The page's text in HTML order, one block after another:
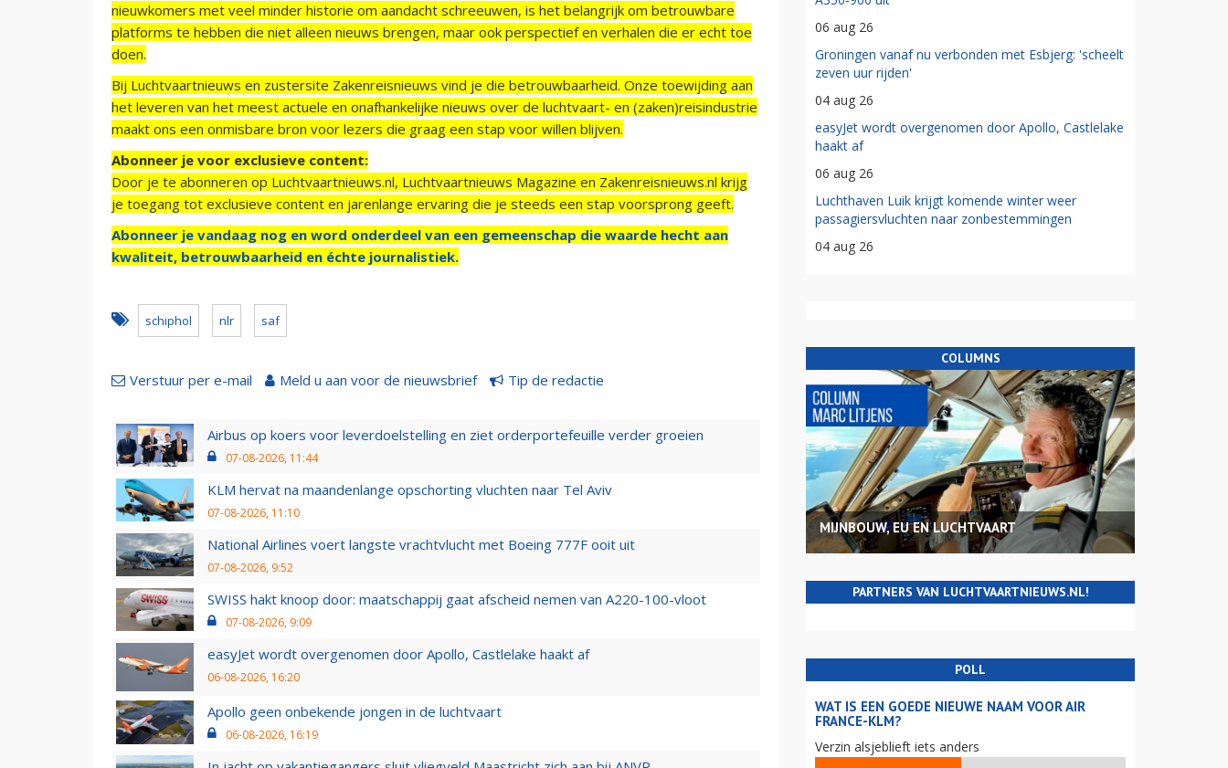
nieuwkomers met veel minder historie om aandacht schreeuwen, is het belangrijk om betrouwbare
platforms te hebben die niet alleen nieuws brengen, maar ook perspectief en verhalen die er echt toe
doen.
Bij Luchtvaartnieuws en zustersite Zakenreisnieuws vind je die betrouwbaarheid. Onze toewijding aan
het leveren van het meest actuele en onafhankelijke nieuws over de luchtvaart- en (zaken)reisindustrie
maakt ons een onmisbare bron voor lezers die graag een stap voor willen blijven.
Abonneer je voor exclusieve content:
Door je te abonneren op Luchtvaartnieuws.nl, Luchtvaartnieuws Magazine en Zakenreisnieuws.nl krijg
je toegang tot exclusieve content en jarenlange ervaring die je steeds een stap voorsprong geeft.
Abonneer je vandaag nog en word onderdeel van een gemeenschap die waarde hecht aan
kwaliteit, betrouwbaarheid en échte journalistiek.
schiphol nlr saf
Verstuur per e-mail Meld u aan voor de nieuwsbrief Tip de redactie
Airbus op koers voor leverdoelstelling en ziet orderportefeuille verder groeien
07-08-2026, 11:44
KLM hervat na maandenlange opschorting vluchten naar Tel Aviv
07-08-2026, 11:10
National Airlines voert langste vrachtvlucht met Boeing 777F ooit uit
07-08-2026, 9:52
SWISS hakt knoop door: maatschappij gaat afscheid nemen van A220-100-vloot
07-08-2026, 9:09
easyJet wordt overgenomen door Apollo, Castlelake haakt af
06-08-2026, 16:20
Apollo geen onbekende jongen in de luchtvaart
06-08-2026, 16:19
06 aug 26
Groningen vanaf nu verbonden met Esbjerg: 'scheelt
zeven uur rijden'
04 aug 26
easyJet wordt overgenomen door Apollo, Castlelake
haakt af
06 aug 26
Luchthaven Luik krijgt komende winter weer
passagiersvluchten naar zonbestemmingen
04 aug 26
COLUMNS
MIJNBOUW, EU EN LUCHTVAART
PARTNERS VAN LUCHTVAARTNIEUWS.NL!
POLL
WAT IS EEN GOEDE NIEUWE NAAM VOOR AIR
FRANCE-KLM?
Verzin alsjeblieft iets anders